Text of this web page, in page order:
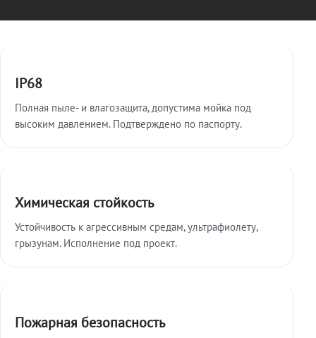
IP68
Полная пыле- и влагозащита, допустима мойка под
высоким давлением. Подтверждено по паспорту.
Химическая стойкость
Устойчивость к агрессивным средам, ультрафиолету,
грызунам. Исполнение под проект.
Пожарная безопасность